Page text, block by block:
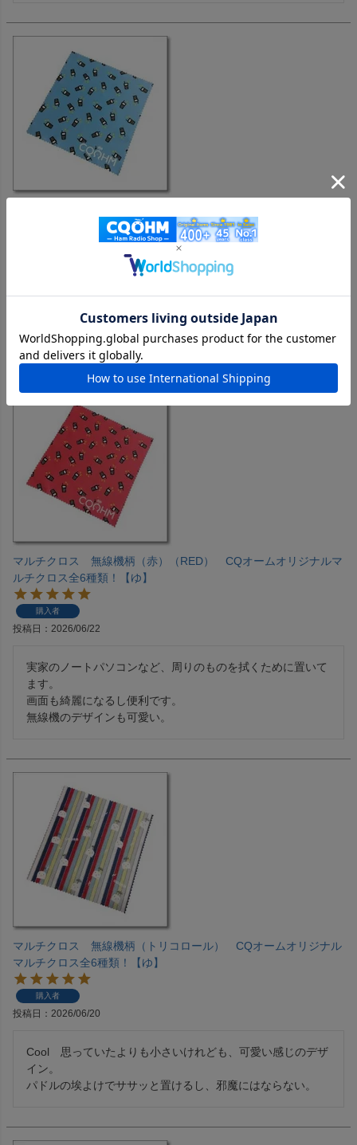
マルチクロス全6種類！【ゆ】
1台目の車載用の無線機の画面とナビ等を拭くために常設。
フルコンしたけども、用途によっては少し小さいかも。
マルチクロス 無線機柄（赤）（RED） CQオームオリジナルマ
ルチクロス全6種類！【ゆ】
購入者
投稿日 2026/06/22
実家のノートパソコンなど、周りのものを拭くために置いて
ます。
画面も綺麗になるし便利です。
無線機のデザインも可愛い。
マルチクロス 無線機柄（トリコロール） CQオームオリジナル
マルチクロス全6種類！【ゆ】
購入者
投稿日 2026/06/20
Cool　思っていたよりも小さいけれども、可愛い感じのデザ
イン。
パドルの埃よけでササッと置けるし、邪魔にはならない。